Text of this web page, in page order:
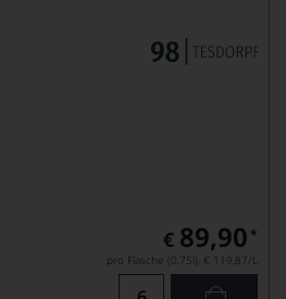
€ 89,90 *
pro Flasche (0.75l), € 119,87/L